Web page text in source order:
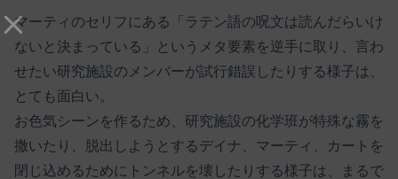
マーティのセリフにある「ラテン語の呪文は読んだらいけ
ないと決まっている」というメタ要素を逆手に取り、言わ
せたい研究施設のメンバーが試行錯誤したりする様子は、
とても面白い。
お色気シーンを作るため、研究施設の化学班が特殊な霧を
撒いたり、脱出しようとするデイナ、マーティ、カートを
閉じ込めるためにトンネルを壊したりする様子は、まるで